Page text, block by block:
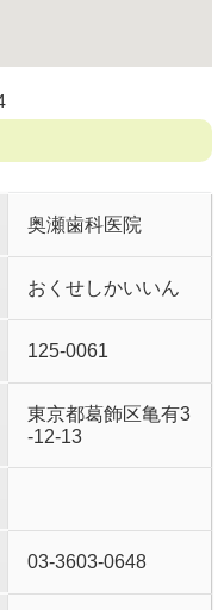
奥瀬歯科医院
おくせしかいいん
125-0061
東京都葛飾区亀有3
-12-13
03-3603-0648